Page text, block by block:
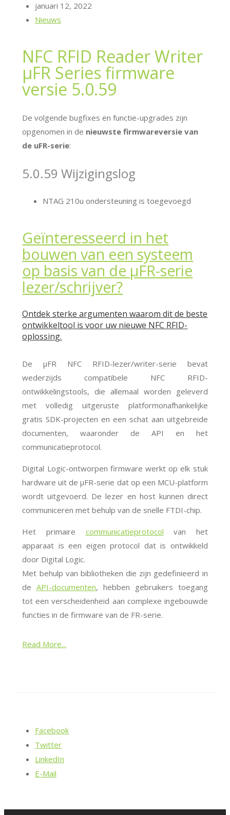
januari 12, 2022
Nieuws
NFC RFID Reader Writer
μFR Series firmware
versie 5.0.59
De volgende bugfixes en functie-upgrades zijn
opgenomen in de nieuwste firmwareversie van
de uFR-serie:
5.0.59 Wijzigingslog
NTAG 210u ondersteuning is toegevoegd
Geïnteresseerd in het
bouwen van een systeem
op basis van de μFR-serie
lezer/schrijver?
Ontdek sterke argumenten waarom dit de beste
ontwikkeltool is voor uw nieuwe NFC RFID-
oplossing.
De μFR NFC RFID-lezer/writer-serie bevat
wederzijds compatibele NFC RFID-
ontwikkelingstools, die allemaal worden geleverd
met volledig uitgeruste platformonafhankelijke
gratis SDK-projecten en een schat aan uitgebreide
documenten, waaronder de API en het
communicatieprotocol.
Digital Logic-ontworpen firmware werkt op elk stuk
hardware uit de μFR-serie dat op een MCU-platform
wordt uitgevoerd. De lezer en host kunnen direct
communiceren met behulp van de snelle FTDI-chip.
Het primaire communicatieprotocol van het
apparaat is een eigen protocol dat is ontwikkeld
door Digital Logic.
Met behulp van bibliotheken die zijn gedefinieerd in
deAPI-documenten, hebben gebruikers toegang
tot een verscheidenheid aan complexe ingebouwde
functies in de firmware van de FR-serie.
Read More...
Facebook
Twitter
LinkedIn
E-Mail